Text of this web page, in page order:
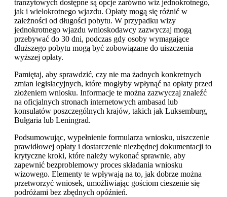
tranzytowych dostępne są opcje zarówno wiz jednokrotnego,
jak i wielokrotnego wjazdu. Opłaty mogą się różnić w
zależności od długości pobytu. W przypadku wizy
jednokrotnego wjazdu wnioskodawcy zazwyczaj mogą
przebywać do 30 dni, podczas gdy osoby wymagające
dłuższego pobytu mogą być zobowiązane do uiszczenia
wyższej opłaty.
Pamiętaj, aby sprawdzić, czy nie ma żadnych konkretnych
zmian legislacyjnych, które mogłyby wpłynąć na opłaty przed
złożeniem wniosku. Informacje te można zazwyczaj znaleźć
na oficjalnych stronach internetowych ambasad lub
konsulatów poszczególnych krajów, takich jak Luksemburg,
Bułgaria lub Leningrad.
Podsumowując, wypełnienie formularza wniosku, uiszczenie
prawidłowej opłaty i dostarczenie niezbędnej dokumentacji to
krytyczne kroki, które należy wykonać sprawnie, aby
zapewnić bezproblemowy proces składania wniosku
wizowego. Elementy te wpływają na to, jak dobrze można
przetworzyć wniosek, umożliwiając gościom cieszenie się
podróżami bez zbędnych opóźnień.